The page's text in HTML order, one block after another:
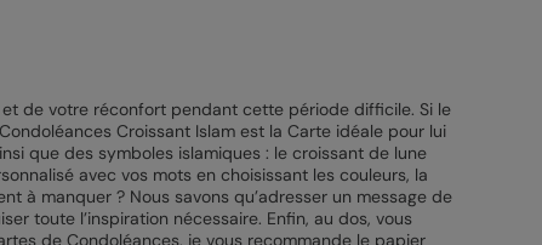
de votre réconfort pendant cette période difficile. Si le
Croissant Islam est la Carte idéale pour lui
que des symboles islamiques : le croissant de lune
avec vos mots en choisissant les couleurs, la
à manquer ? Nous savons qu’adresser un message de
toute l’inspiration nécessaire. Enfin, au dos, vous
de Condoléances, je vous recommande le papier